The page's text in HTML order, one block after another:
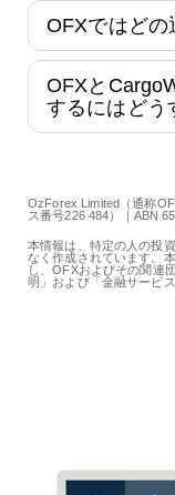
OFXではどの
OFXと
するにはどう
OzForex Limited（通称
ス番号226 484）｜ABN
本情報は、特定の人の投
なく作成されています。
し、OFXおよびその関連
明」および「金融サービ